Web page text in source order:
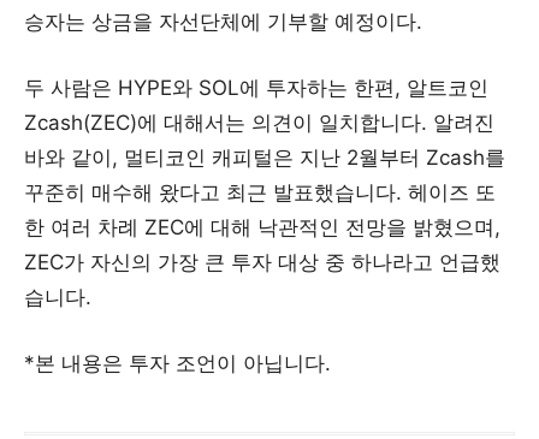
승자는 상금을 자선단체에 기부할 예정이다.
두 사람은 HYPE와 SOL에 투자하는 한편, 알트코인
Zcash(ZEC)에 대해서는 의견이 일치합니다. 알려진
바와 같이, 멀티코인 캐피털은 지난 2월부터 Zcash를
꾸준히 매수해 왔다고 최근 발표했습니다. 헤이즈 또
한 여러 차례 ZEC에 대해 낙관적인 전망을 밝혔으며,
ZEC가 자신의 가장 큰 투자 대상 중 하나라고 언급했
습니다.
*본 내용은 투자 조언이 아닙니다.